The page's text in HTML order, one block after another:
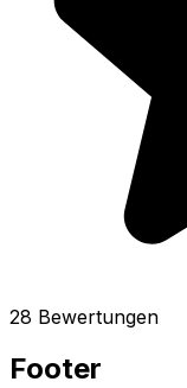
28 Bewertungen
Footer